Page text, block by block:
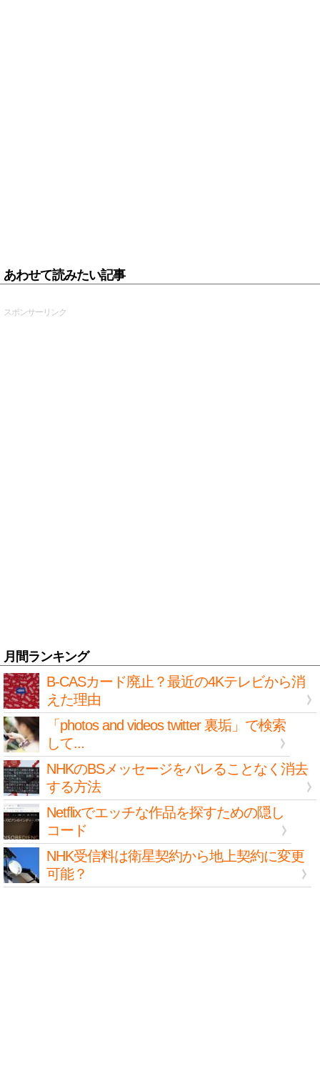
あわせて読みたい記事
スポンサーリンク
月間ランキング
B-CASカード廃止？最近の4Kテレビから消
えた理由
「photos and videos twitter 裏垢」で検索
して...
NHKのBSメッセージをバレることなく消去
する方法
Netflixでエッチな作品を探すための隠し
コード
NHK受信料は衛星契約から地上契約に変更
可能？